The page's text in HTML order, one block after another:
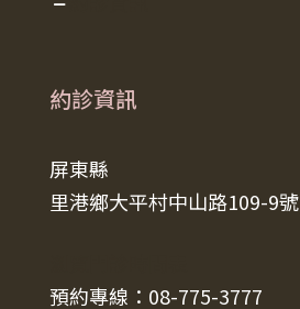
約診資訊
屏東縣
里港鄉大平村中山路109-9號
預約專線：08-775-3777